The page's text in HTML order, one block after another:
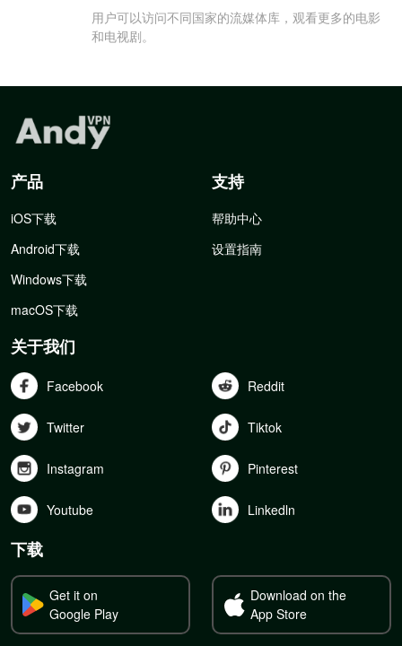
用户可以访问不同国家的流媒体库，观看更多的电影
和电视剧。
产品
iOS下载
Android下载
Windows下载
macOS下载
支持
帮助中心
设置指南
关于我们
Facebook Reddit
Twitter Tiktok
Instagram Pinterest
Youtube Linkedln
下载
Get it on
Google Play
Download on the
App Store